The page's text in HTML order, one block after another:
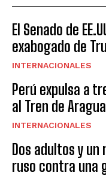
El Senado de
exabogado de
INTERNACIONALES
Perú expulsa a
al Tren de
INTERNACIONALES
Dos adultos y
ruso contra una